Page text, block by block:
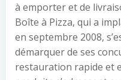
à emporter et de
Boîte à Pizza, qui a
en septembre 2008,
démarquer de ses
restauration rapide et